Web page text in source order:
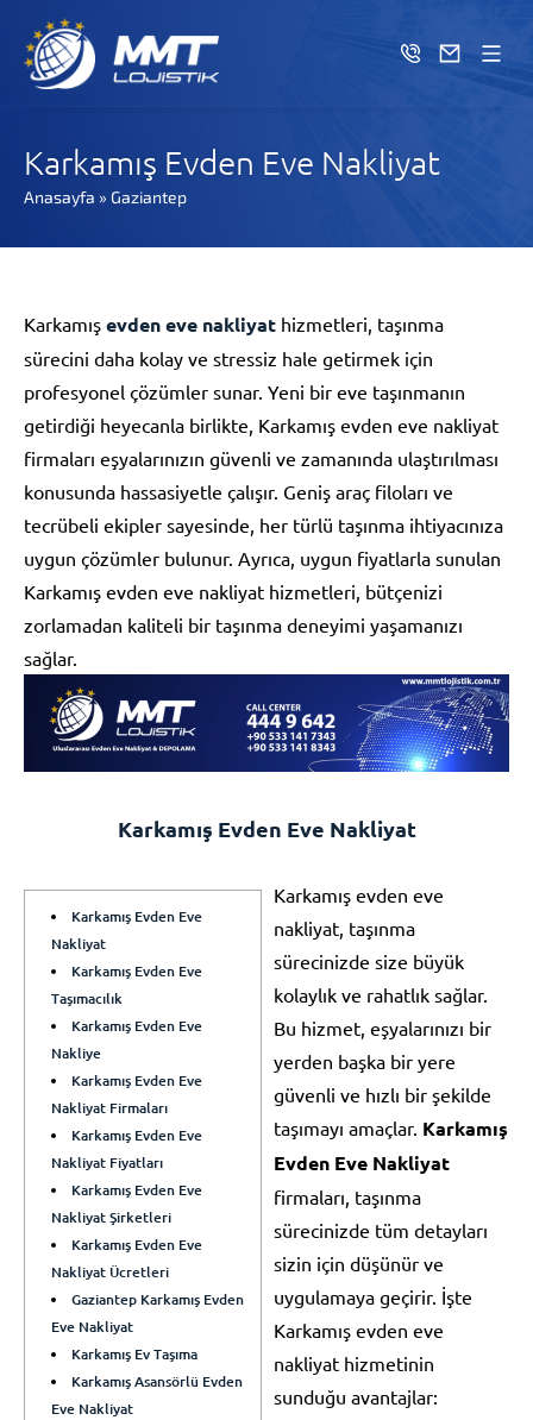
Karkamış Evden Eve Nakliyat
Anasayfa » Gaziantep
Karkamış evden eve nakliyat hizmetleri, taşınma
sürecini daha kolay ve stressiz hale getirmek için
profesyonel çözümler sunar. Yeni bir eve taşınmanın
getirdiği heyecanla birlikte, Karkamış evden eve nakliyat
firmaları eşyalarınızın güvenli ve zamanında ulaştırılması
konusunda hassasiyetle çalışır. Geniş araç filoları ve
tecrübeli ekipler sayesinde, her türlü taşınma ihtiyacınıza
uygun çözümler bulunur. Ayrıca, uygun fiyatlarla sunulan
Karkamış evden eve nakliyat hizmetleri, bütçenizi
zorlamadan kaliteli bir taşınma deneyimi yaşamanızı
sağlar.
Karkamış Evden Eve Nakliyat
Karkamış Evden Eve
Nakliyat
Karkamış Evden Eve
Taşımacılık
Karkamış Evden Eve
Nakliye
Karkamış Evden Eve
Nakliyat Firmaları
Karkamış Evden Eve
Nakliyat Fiyatları
Karkamış Evden Eve
Nakliyat Şirketleri
Karkamış Evden Eve
Nakliyat Ücretleri
Gaziantep Karkamış Evden
Eve Nakliyat
Karkamış Ev Taşıma
Karkamış Asansörlü Evden
Eve Nakliyat
Karkamış evden eve
nakliyat, taşınma
sürecinizde size büyük
kolaylık ve rahatlık sağlar.
Bu hizmet, eşyalarınızı bir
yerden başka bir yere
güvenli ve hızlı bir şekilde
taşımayı amaçlar. Karkamış
Evden Eve Nakliyat
firmaları, taşınma
sürecinizde tüm detayları
sizin için düşünür ve
uygulamaya geçirir. İşte
Karkamış evden eve
nakliyat hizmetinin
sunduğu avantajlar: